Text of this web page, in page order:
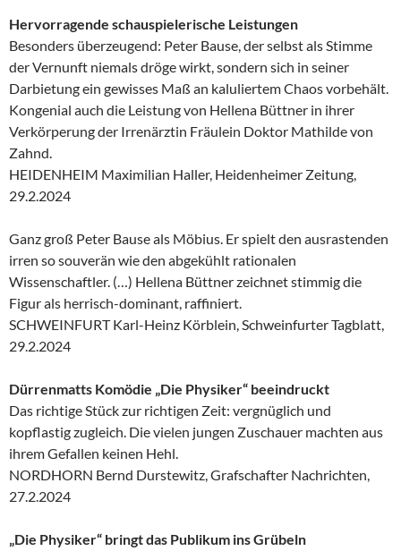
Hervorragende schauspielerische Leistungen
Besonders überzeugend: Peter Bause, der selbst als Stimme
der Vernunft niemals dröge wirkt, sondern sich in seiner
Darbietung ein gewisses Maß an kaluliertem Chaos vorbehält.
Kongenial auch die Leistung von Hellena Büttner in ihrer
Verkörperung der Irrenärztin Fräulein Doktor Mathilde von
Zahnd.
HEIDENHEIM Maximilian Haller, Heidenheimer Zeitung,
29.2.2024
Ganz groß Peter Bause als Möbius. Er spielt den ausrastenden
irren so souverän wie den abgekühlt rationalen
Wissenschaftler. (…) Hellena Büttner zeichnet stimmig die
Figur als herrisch-dominant, raffiniert.
SCHWEINFURT Karl-Heinz Körblein, Schweinfurter Tagblatt,
29.2.2024
Dürrenmatts Komödie „Die Physiker“ beeindruckt
Das richtige Stück zur richtigen Zeit: vergnüglich und
kopflastig zugleich. Die vielen jungen Zuschauer machten aus
ihrem Gefallen keinen Hehl.
NORDHORN Bernd Durstewitz, Grafschafter Nachrichten,
27.2.2024
„Die Physiker“ bringt das Publikum ins Grübeln